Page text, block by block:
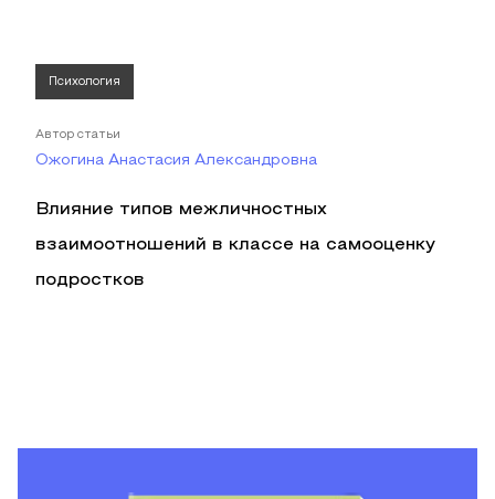
Психология
Автор статьи
Ожогина Анастасия Александровна
Влияние типов межличностных
взаимоотношений в классе на самооценку
подростков